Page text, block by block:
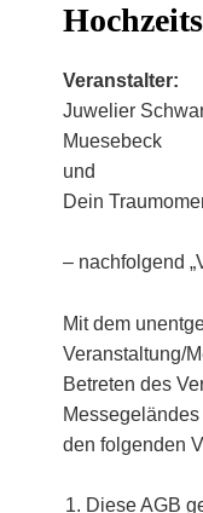
Veranstalter:
Juwelier
Muesebeck
und
Dein
– nachfolgend
Mit dem
Veranstaltung/
Betreten des
den folgenden
Diese AGB